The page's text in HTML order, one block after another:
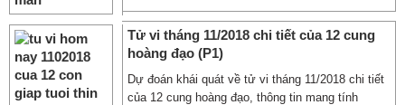
Tử vi tháng 11/2018 chi tiết của 12 cung
hoàng đạo (P1)
Dự đoán khái quát về tử vi tháng 11/2018 chi tiết
của 12 cung hoàng đạo, thông tin mang tính